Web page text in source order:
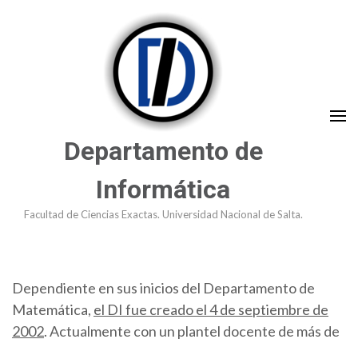
Departamento de
Informática
Facultad de Ciencias Exactas. Universidad Nacional de Salta.
Dependiente en sus inicios del Departamento de
Matemática, el DI fue creado el 4 de septiembre de
2002. Actualmente con un plantel docente de más de